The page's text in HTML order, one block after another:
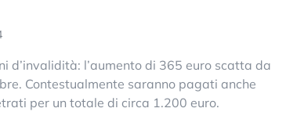
d’invalidità: l’aumento di 365 euro scatta da
Contestualmente saranno pagati anche
per un totale di circa 1.200 euro.